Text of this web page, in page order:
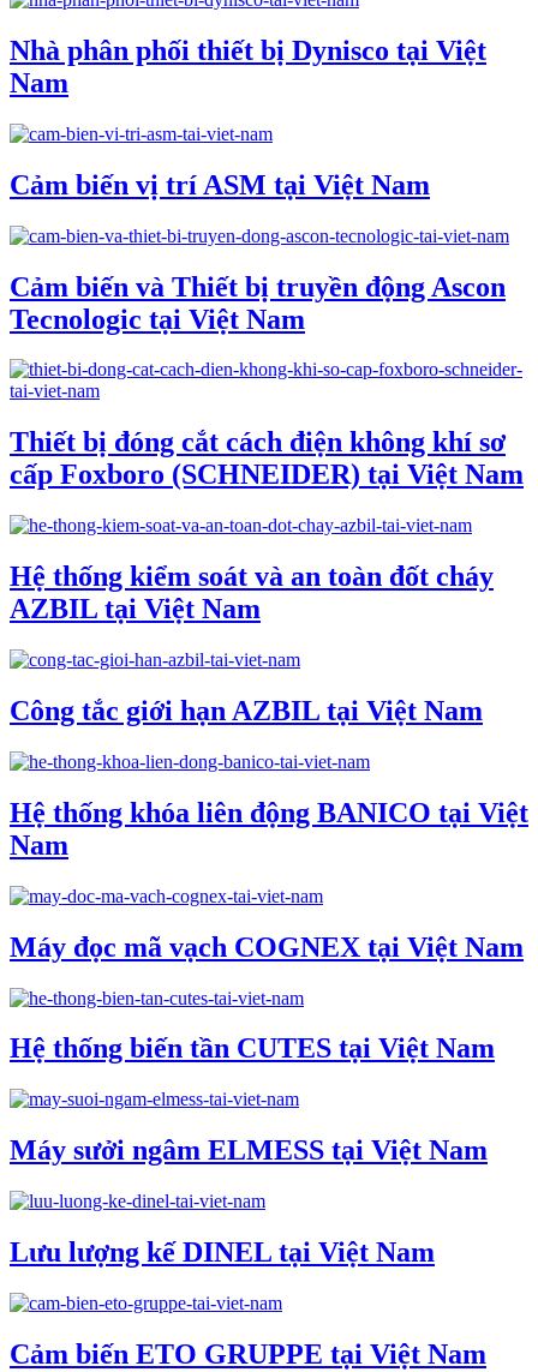
Nhà phân phối thiết bị Dynisco tại Việt
Nam
Cảm biến vị trí ASM tại Việt Nam
Cảm biến và Thiết bị truyền động Ascon
Tecnologic tại Việt Nam
Thiết bị đóng cắt cách điện không khí sơ
cấp Foxboro (SCHNEIDER) tại Việt Nam
Hệ thống kiểm soát và an toàn đốt cháy
AZBIL tại Việt Nam
Công tắc giới hạn AZBIL tại Việt Nam
Hệ thống khóa liên động BANICO tại Việt
Nam
Máy đọc mã vạch COGNEX tại Việt Nam
Hệ thống biến tần CUTES tại Việt Nam
Máy sưởi ngâm ELMESS tại Việt Nam
Lưu lượng kế DINEL tại Việt Nam
Cảm biến ETO GRUPPE tại Việt Nam